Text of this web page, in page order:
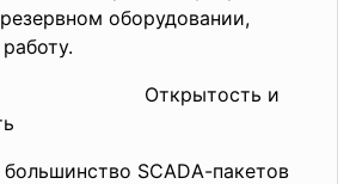
оборудовании,
Открытость и
SСАDА-пакетов